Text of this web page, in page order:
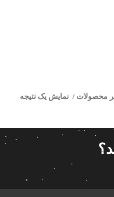
محصولات نمایش یک نتیجه
قیمت گذاری